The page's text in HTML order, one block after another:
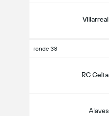
Villarreal
ronde 38
RC Celta
Alaves